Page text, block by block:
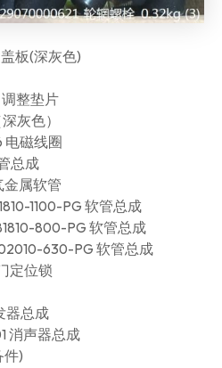
盖板(深灰色)
整垫片
灰色）
电磁线圈
总成
金属软管
1100-PG 软管总成
800-PG 软管总成
630-PG 软管总成
定位锁
器总成
消声器总成
件)